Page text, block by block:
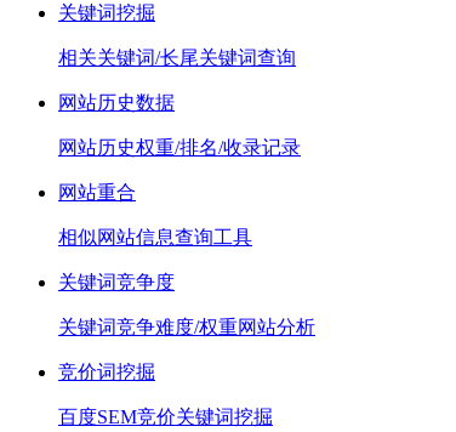
关键词挖掘
相关关键词/长尾关键词查询
网站历史数据
网站历史权重/排名/收录记录
网站重合
相似网站信息查询工具
关键词竞争度
关键词竞争难度/权重网站分析
竞价词挖掘
百度SEM竞价关键词挖掘